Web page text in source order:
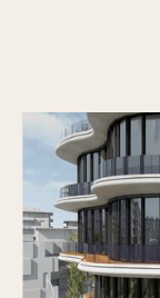
Architizer
Gepubliceerd